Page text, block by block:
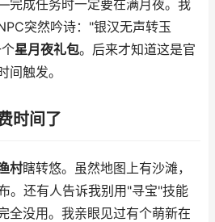
成任务时一定要在满月夜。我
突然吟诗："银汉无声转玉
星月夜礼包。后来才知道这是官
间触发。
时间了
村瞎转悠。虽然地图上有沙滩，
。还有人告诉我别用"寻宝"技能
全没用。我亲眼见过有个萌新在